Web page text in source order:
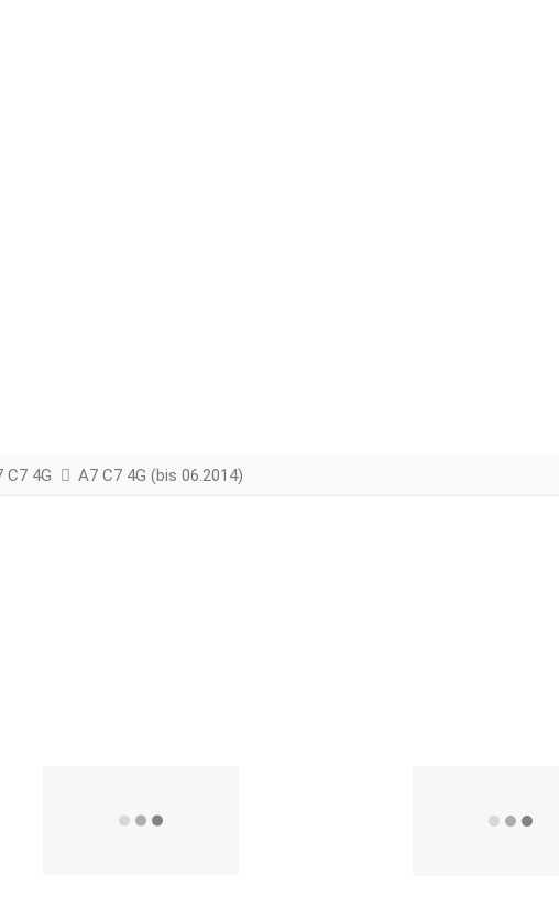
C7 4G A7 C7 4G (bis 06.2014)